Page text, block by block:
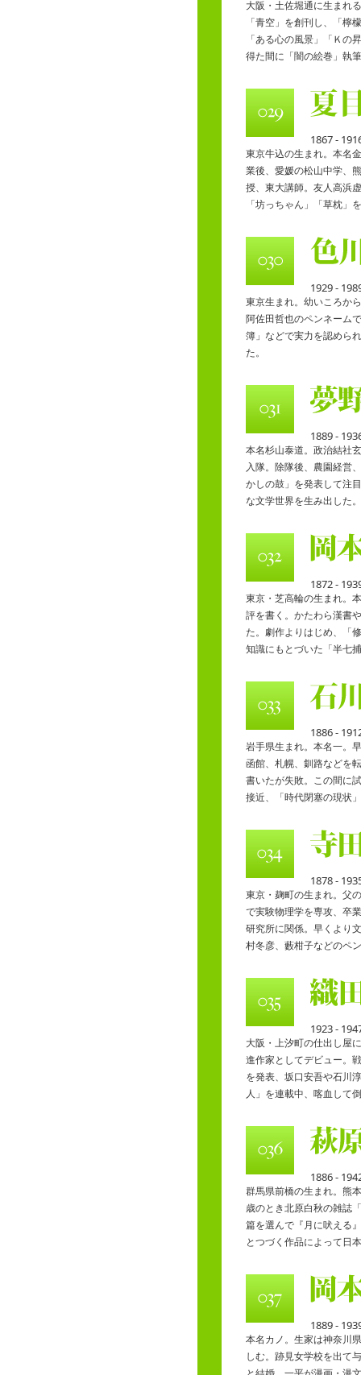
大阪・土佐堀通に生まれ
「青空」を創刊し、「檸
「ある心の風景」「Ｋの
得た間に「闇の絵巻」執
1867 -
東京牛込の生まれ。本名
業後、愛媛の松山中学、
授、東大講師。友人高浜
「坊っちゃん」「草枕」
1929 -
東京生まれ。幼いころか
阿佐田哲也のペンネーム
簿」などで実力を認めら
た。
1889 -
本名杉山泰道。政治結社
入隊。除隊後、農園経営
かしの鼓」を発表して注
な文学世界を生み出した。
1872 -
東京・芝高輪の生まれ。
評を書く。かたわら漢書
た。劇作よりはじめ、「
知識にもとづいた「半七
1886 -
岩手県生まれ。本名一。
函館、札幌、釧路などを
書いたが失敗。この間に
接近、「時代閉塞の現状
1878 -
東京・麹町の生まれ。父
で実験物理学を専攻、卒
研究所に関係。早くより
村冬彦、藪柑子などのペ
1923 -
大阪・上汐町の仕出し屋
進作家としてデビュー。
を発表、坂口安吾や石川
人」を連載中、喀血して
1886 -
群馬県前橋の生まれ。熊
歳のとき北原白秋の雑誌
篇を選んで『月に吠える
とつづく作品によって日
1889 -
本名カノ。生家は神奈川
しむ。跡見女学校を出て